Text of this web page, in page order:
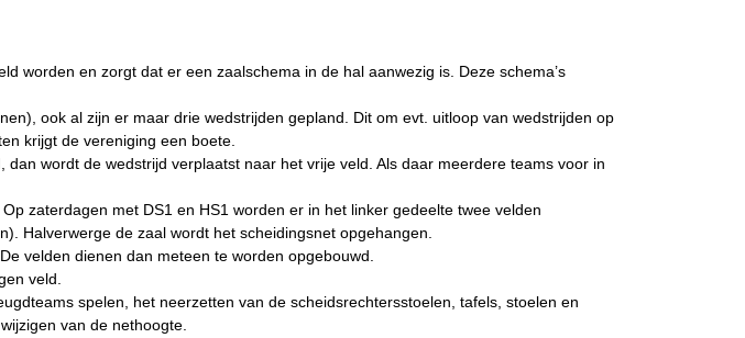
worden en zorgt dat er een zaalschema in de hal aanwezig is . Deze schema’s
ook al zijn er maar drie wedstrijden gepland. Dit om evt. uitloop van wedstrijden op
krijgt de vereniging een boete.
wordt de wedstrijd verplaatst naar het vrije veld. Als daar meerdere teams voor in
zaterdagen met DS1 en HS1 worden er in het linker gedeelte twee velden
Halverwerge de zaal wordt het scheidingsnet opgehangen.
velden dienen dan meteen te worden opgebouwd.
veld.
spelen, het neerzetten van de scheidsrechtersstoelen, tafels, stoelen en
van de nethoogte.